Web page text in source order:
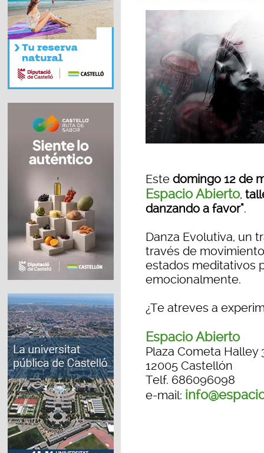
Este domingo 12 de
Espacio Abierto,
danzando a favor".
Danza Evolutiva, un
través de
estados meditativos
emocionalmente.
¿Te atreves a
Espacio Abierto
Plaza Cometa Halley
12005 Castellón
Telf. 686096098
e-mail: